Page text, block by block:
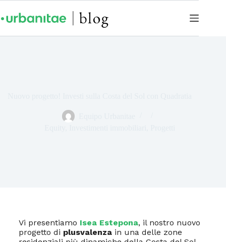
Vi presentiamo Isea Estepona, il nostro nuovo
progetto di plusvalenzain una delle zone